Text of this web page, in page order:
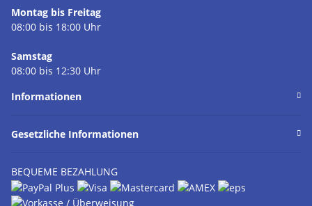
Montag bis Freitag
08:00 bis 18:00 Uhr
Samstag
08:00 bis 12:30 Uhr
Informationen
Gesetzliche Informationen
BEQUEME BEZAHLUNG